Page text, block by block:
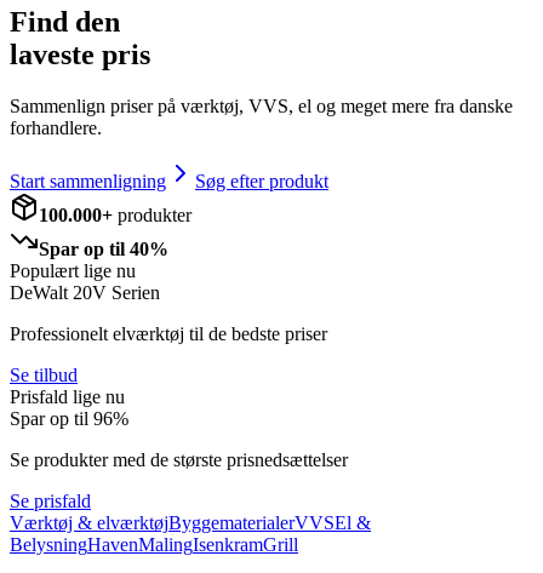
Find den
laveste pris
Sammenlign priser på værktøj, VVS, el og meget mere fra danske
forhandlere.
Start sammenligning
Søg efter produkt
100.000+ produkter
Spar op til 40%
Populært lige nu
DeWalt 20V Serien
Professionelt elværktøj til de bedste priser
Se tilbud
Prisfald lige nu
Spar op til 96%
Se produkter med de største prisnedsættelser
Se prisfald
Værktøj & elværktøjByggematerialerVVSEl &
BelysningHavenMalingIsenkramGrill